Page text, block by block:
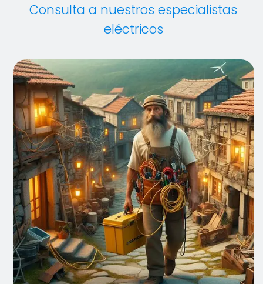
Consulta a nuestros especialistas
eléctricos